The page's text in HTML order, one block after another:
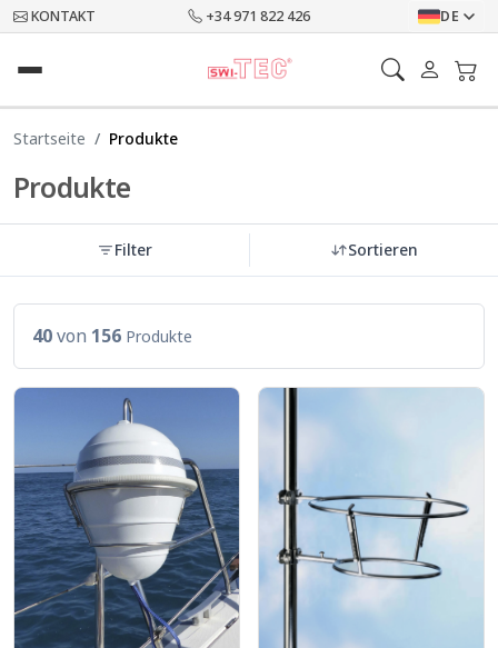
KONTAKT +34 971 822 426 DE
Startseite Produkte
Produkte
Filter Sortieren
40von 156 Produkte